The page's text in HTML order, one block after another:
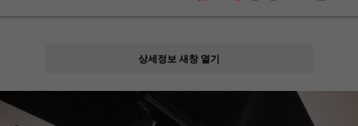
상세정보 새창 열기